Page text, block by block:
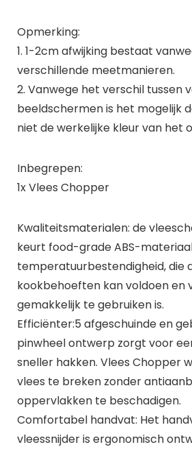
Opmerking:
1. 1-2cm afwijking bestaat
verschillende meetmanieren.
2. Vanwege het verschil tussen
beeldschermen is het mogelijk
niet de werkelijke kleur van het
Inbegrepen:
1x Vlees Chopper
Kwaliteitsmaterialen: de
keurt food-grade ABS-
temperatuurbestendigheid, die
kookbehoeften kan voldoen en
gemakkelijk te gebruiken is.
Efficiënter:5 afgeschuinde en
pinwheel ontwerp zorgt voor
sneller hakken. Vlees Chopper
vlees te breken zonder
oppervlakken te beschadigen.
Comfortabel handvat: Het
vleessnijder is ergonomisch